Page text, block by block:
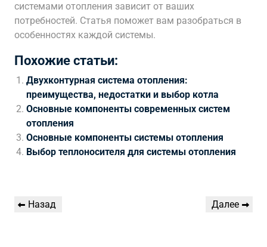
системами отопления зависит от ваших
потребностей. Статья поможет вам разобраться в
особенностях каждой системы.
Похожие статьи:
Двухконтурная система отопления:
преимущества, недостатки и выбор котла
Основные компоненты современных систем
отопления
Основные компоненты системы отопления
Выбор теплоносителя для системы отопления
Навигация
Предыдущая
Назад
Следующая
Далее